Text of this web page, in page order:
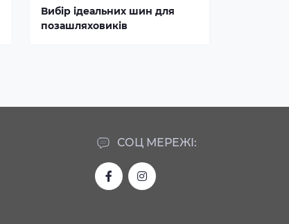
Вибір ідеальних шин для
позашляховиків
СОЦ МЕРЕЖІ: